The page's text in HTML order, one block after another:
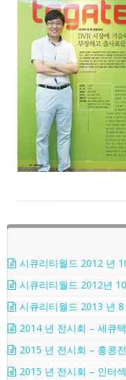
시큐리티월드 2012 년
시큐리티월드 2012년
시큐리티월드 2013 년 8
2014 년 전시회 – 세큐
2015 년 전시회 – 홍콩
2015 년 전시회 – 인터